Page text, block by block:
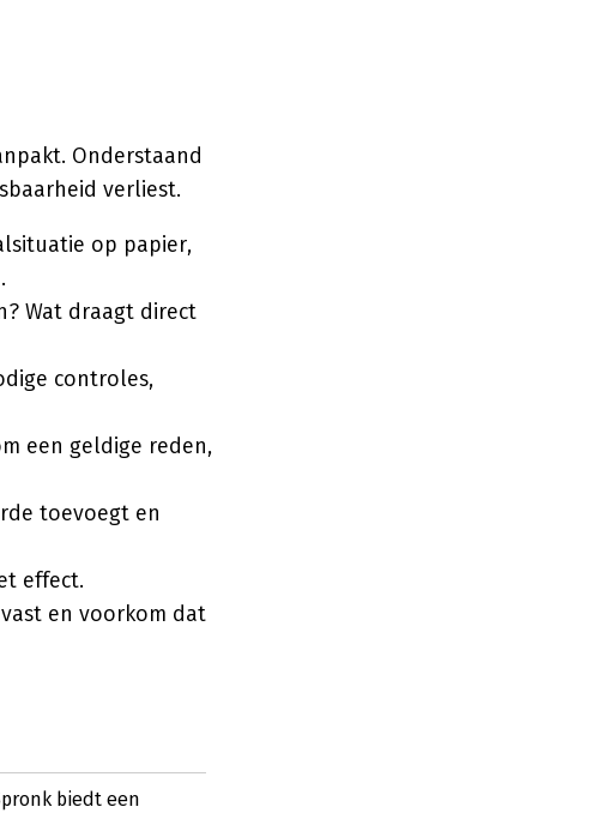
Onderstaand
verliest.
op papier,
Wat draagt direct
controles,
een geldige reden,
toevoegt en
effect.
en voorkom dat
biedt een